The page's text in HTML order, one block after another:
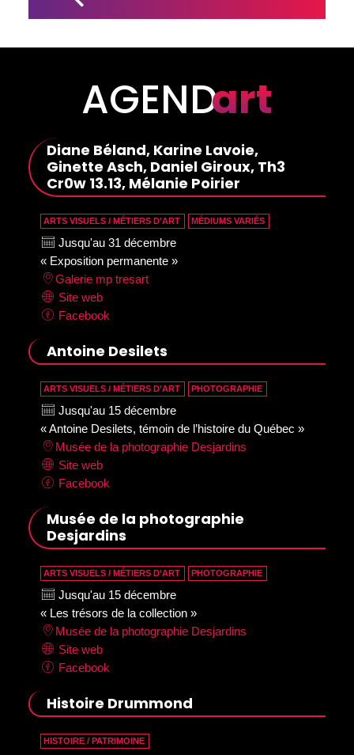
RECYCL’ART
AGENDart
Diane Béland, Karine Lavoie,
Ginette Asch, Daniel Giroux, Th3
Cr0w 13.13, Mélanie Poirier
ARTS VISUELS / MÉTIERS D’ART MÉDIUMS VARIÉS
Jusqu'au 31 décembre
« Exposition permanente »
Galerie mp tresart
Site web
Facebook
Antoine Desilets
ARTS VISUELS / MÉTIERS D’ART PHOTOGRAPHIE
Jusqu'au 15 décembre
« Antoine Desilets, témoin de l’histoire du Québec »
Musée de la photographie Desjardins
Site web
Facebook
Musée de la photographie
Desjardins
ARTS VISUELS / MÉTIERS D’ART PHOTOGRAPHIE
Jusqu'au 15 décembre
« Les trésors de la collection »
Musée de la photographie Desjardins
Site web
Facebook
Histoire Drummond
HISTOIRE / PATRIMOINE